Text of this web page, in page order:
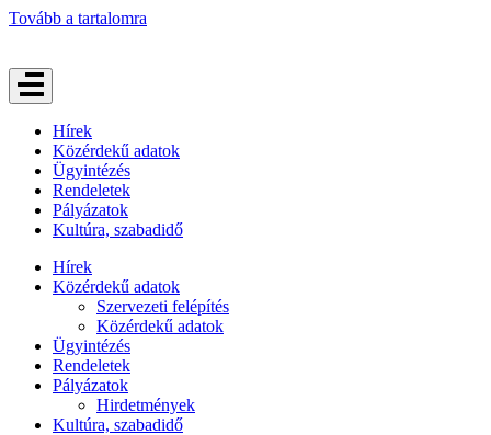
Tovább a tartalomra
Hírek
Közérdekű adatok
Ügyintézés
Rendeletek
Pályázatok
Kultúra, szabadidő
Hírek
Közérdekű adatok
Szervezeti felépítés
Közérdekű adatok
Ügyintézés
Rendeletek
Pályázatok
Hirdetmények
Kultúra, szabadidő